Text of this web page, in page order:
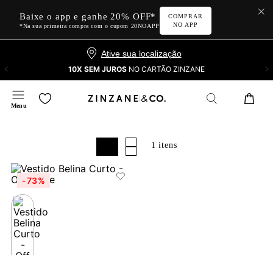
Baixe o app e ganhe 20% OFF*
*Na sua primeira compra com o cupom 20NOAPP
COMPRAR
NO APP
Ative sua localização
10X SEM JUROS NO CARTÃO ZINZANE
1
-73%